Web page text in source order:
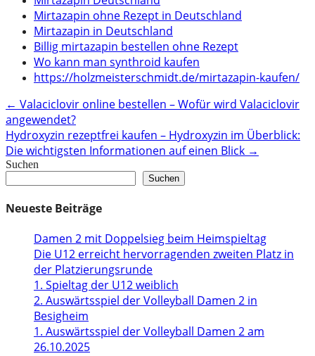
Mirtazapin ohne Rezept in Deutschland
Mirtazapin in Deutschland
Billig mirtazapin bestellen ohne Rezept
Wo kann man synthroid kaufen
https://holzmeisterschmidt.de/mirtazapin-kaufen/
Post
navigation
← Valaciclovir online bestellen – Wofür wird Valaciclovir
angewendet?
Hydroxyzin rezeptfrei kaufen – Hydroxyzin im Überblick:
Die wichtigsten Informationen auf einen Blick →
Suchen
Suchen
Neueste Beiträge
Damen 2 mit Doppelsieg beim Heimspieltag
Die U12 erreicht hervorragenden zweiten Platz in
der Platzierungsrunde
1. Spieltag der U12 weiblich
2. Auswärtsspiel der Volleyball Damen 2 in
Besigheim
1. Auswärtsspiel der Volleyball Damen 2 am
26.10.2025